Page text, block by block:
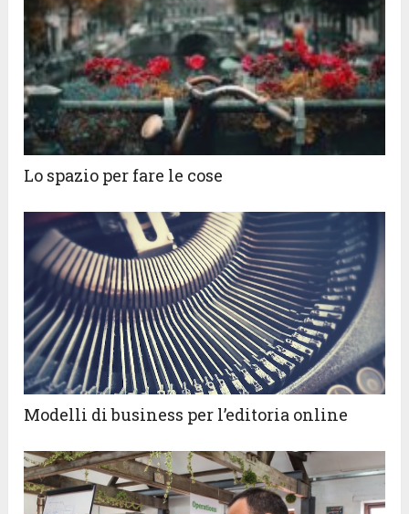
Lo spazio per fare le cose
Modelli di business per l’editoria online